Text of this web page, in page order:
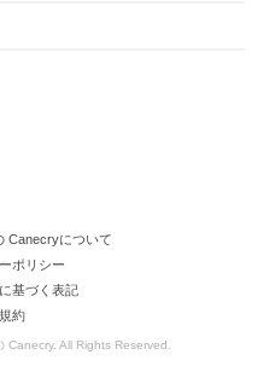
Canecryについて
ポリシー
基づく表記
約
All Rights Reserved.